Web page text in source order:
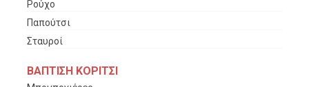
Ρούχο
Παπούτσι
Σταυροί
ΒΑΠΤΙΣΗ ΚΟΡΙΤΣΙ